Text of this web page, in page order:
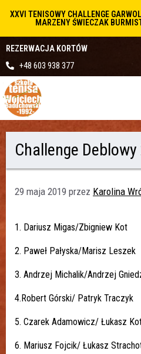
XXVI TENISOWY CHALLENGE
MARZENY ŚWIECZAK
REZERWACJA KORTÓW
+48 603 938 377
Challenge
29 maja 2019 przez Karolina
1. Dariusz Migas/Zbigniew Kot
2. Paweł Pałyska/Marisz Leszek
3. Andrzej Michalik/Andrzej
4.Robert Górski/ Patryk Traczyk
5. Czarek Adamowicz/ Łukasz
6. Mariusz Fojcik/ Łukasz